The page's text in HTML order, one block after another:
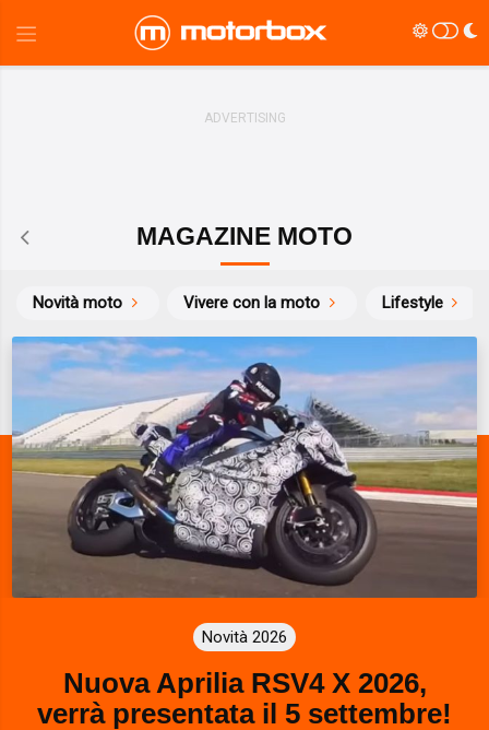
MAGAZINE MOTO
Novità moto Vivere con la moto Lifestyle
Novità 2026
Nuova Aprilia RSV4 X 2026,
verrà presentata il 5 settembre!